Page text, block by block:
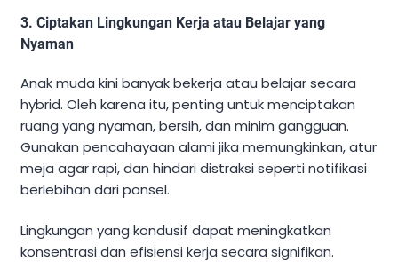
3. Ciptakan Lingkungan Kerja atau Belajar yang
Nyaman
Anak muda kini banyak bekerja atau belajar secara
hybrid. Oleh karena itu, penting untuk menciptakan
ruang yang nyaman, bersih, dan minim gangguan.
Gunakan pencahayaan alami jika memungkinkan, atur
meja agar rapi, dan hindari distraksi seperti notifikasi
berlebihan dari ponsel.
Lingkungan yang kondusif dapat meningkatkan
konsentrasi dan efisiensi kerja secara signifikan.